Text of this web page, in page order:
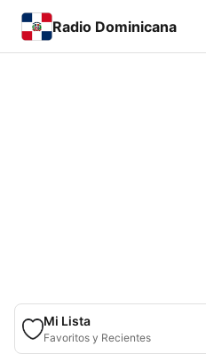
Radio Dominicana
Mi Lista
Favoritos y Recientes